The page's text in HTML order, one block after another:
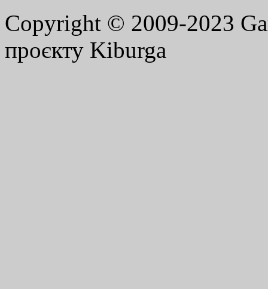
Copyright © 2009-2023
проєкту Kiburga